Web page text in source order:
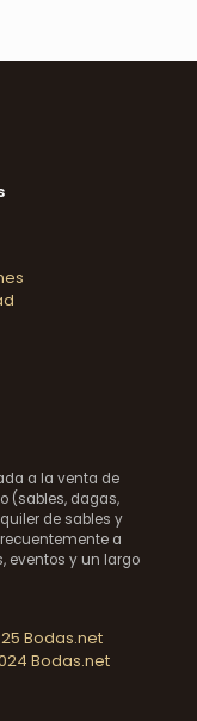
a la venta de
(sables, dagas,
de sables y
a
eventos y un largo